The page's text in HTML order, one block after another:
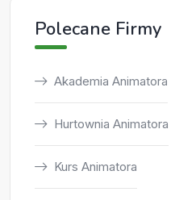
Polecane Firmy
Akademia Animatora
Hurtownia Animatora
Kurs Animatora